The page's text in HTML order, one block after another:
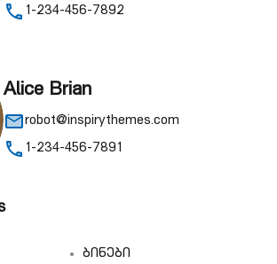
1-234-456-7892
Alice Brian
robot@inspirythemes.com
1-234-456-7891
ბინები